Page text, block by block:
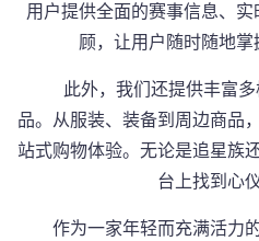
用户提供全面的赛事信息、
顾，让用户随时随地掌
此外，我们还提供丰富
品。从服装、装备到周边商品
站式购物体验。无论是追星族
台上找到心
作为一家年轻而充满活力